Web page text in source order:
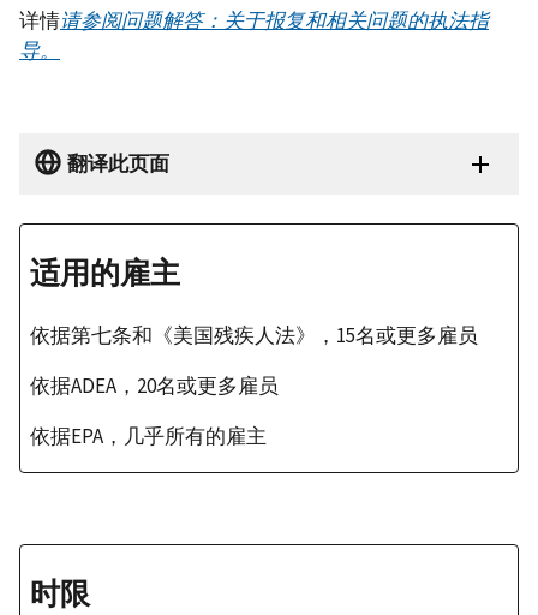
详情请参阅问题解答：关于报复和相关问题的执法指
导。
翻译此页面
适用的雇主
依据第七条和《美国残疾人法》，15名或更多雇员
依据ADEA，20名或更多雇员
依据EPA，几乎所有的雇主
时限